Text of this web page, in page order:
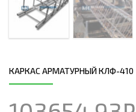
КАРКАС АРМАТУРНЫЙ КЛФ-410